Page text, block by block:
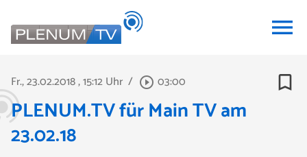
menu
Fr., 23.02.2018, 15:12 Uhr / play_circle_outline 03:00 bookmark_border
PLENUM.TV für Main TV am
23.02.18